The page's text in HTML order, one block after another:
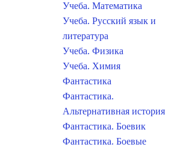
Учеба. Математика
Учеба. Русский язык и
литература
Учеба. Физика
Учеба. Химия
Фантастика
Фантастика.
Альтернативная история
Фантастика. Боевик
Фантастика. Боевые